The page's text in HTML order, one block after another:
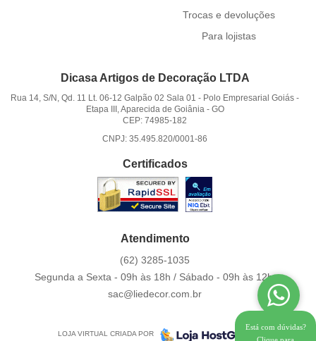
Trocas e devoluções
Para lojistas
Dicasa Artigos de Decoração LTDA
Rua 14, S/N, Qd. 11 Lt. 06-12 Galpão 02 Sala 01 - Polo Empresarial Goiás -
Etapa III, Aparecida de Goiânia- GO
CEP: 74985-182
CNPJ: 35.495.820/0001-86
Certificados
Atendimento
(62) 3285-1035
Segunda a Sexta - 09h às 18h / Sábado - 09h às 12h.
sac@liedecor.com.br
LOJA VIRTUAL CRIADA POR
Está com dúvidas?